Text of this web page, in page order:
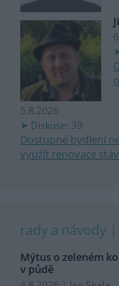
5.8.2026
Diskuse: 39
Dostupné bydlení
využít renovace
rady a návody
Mýtus o zeleném
v půdě